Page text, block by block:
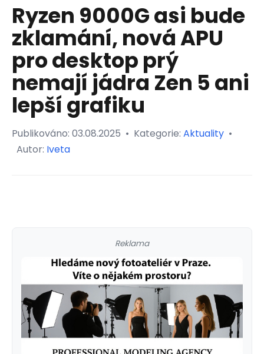
Ryzen 9000G asi bude
zklamání, nová APU
pro desktop prý
nemají jádra Zen 5 ani
lepší grafiku
Publikováno: 03.08.2025 • Kategorie: Aktuality •
Autor: Iveta
Reklama